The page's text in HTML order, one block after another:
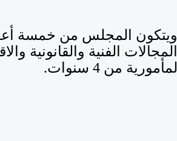
ويتكون المجلس من خمسة
المجالات الفنية والقانونية
لمأمورية من 4 سنوات.